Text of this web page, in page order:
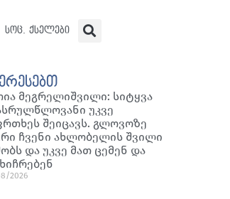
სოც. ქსელები
მეგრელიშვილი: სიტყვა
უკვე
შეიცავს. გლოვოზე
ჩვენი ახლობელის შვილი
და უკვე მათ ცემენ და
2026